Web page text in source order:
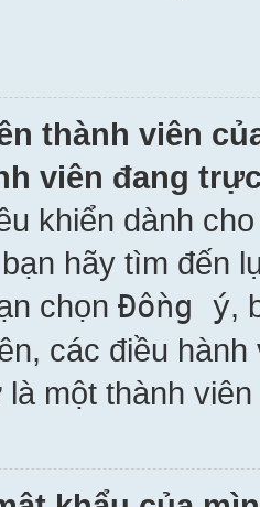
thành viên
viên đang
khiển dành
bạn hãy tìm đến
chọn Đồng ý,
các điều
một thành viên